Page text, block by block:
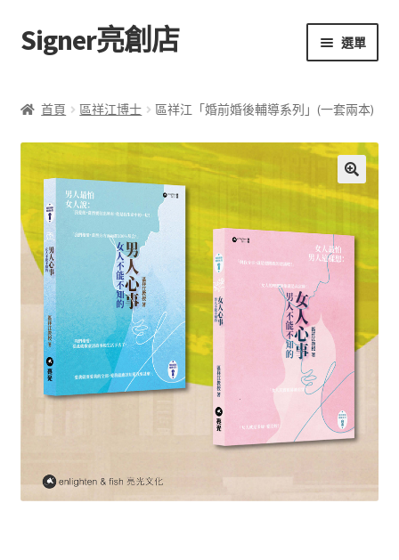
跳
至
覽
跳
至
要
容
Signer亮創店 選單
學校選書（小學）
學校選書（中學）
「此時此地 看見亮光」2025特展
網上書店
無紙書
文創
首頁 區祥江博士 區祥江「婚前婚後輔導系列」(一套兩本)
🔍